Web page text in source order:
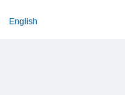
English